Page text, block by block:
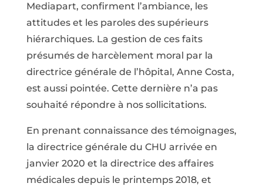
Mediapart, confirment l’ambiance, les
attitudes et les paroles des supérieurs
hiérarchiques. La gestion de ces faits
présumés de harcèlement moral par la
directrice générale de l’hôpital, Anne Costa,
est aussi pointée. Cette dernière n’a pas
souhaité répondre à nos sollicitations.
En prenant connaissance des témoignages,
la directrice générale du CHU arrivée en
janvier 2020 et la directrice des affaires
médicales depuis le printemps 2018, et